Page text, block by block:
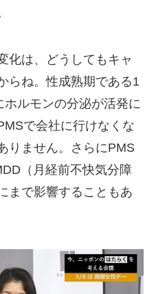
化は、どうしてもキャ
らね。性成熟期である1
ルモンの分泌が活発に
で会社に行けなくな
りません。さらにPMS
（月経前不快気分障
まで影響することもあ